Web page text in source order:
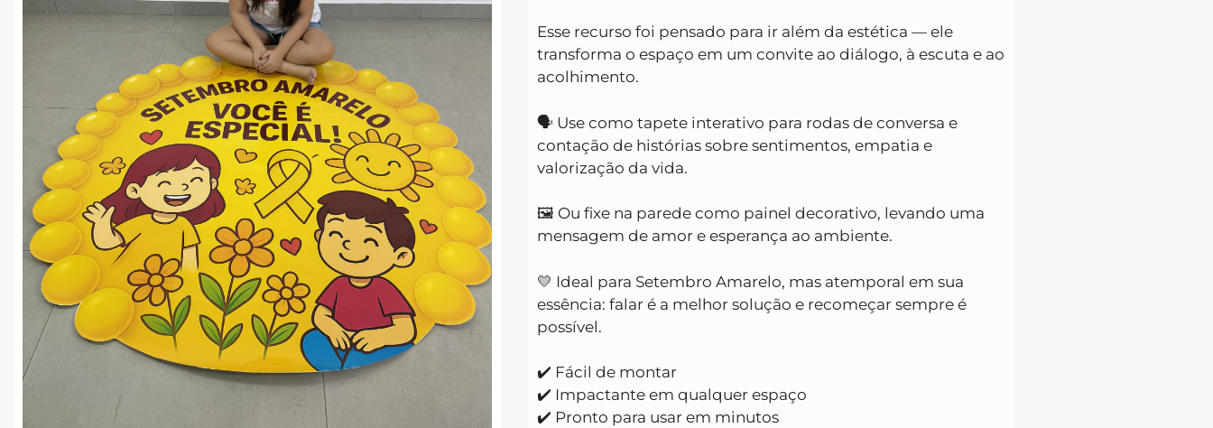
Esse recurso foi pensado para ir além da estética — ele
transforma o espaço em um convite ao diálogo, à escuta e ao
acolhimento.
🗣️ Use como tapete interativo para rodas de conversa e
contação de histórias sobre sentimentos, empatia e
valorização da vida.
🖼️ Ou fixe na parede como painel decorativo, levando uma
mensagem de amor e esperança ao ambiente.
💛 Ideal para Setembro Amarelo, mas atemporal em sua
essência: falar é a melhor solução e recomeçar sempre é
possível.
✔️ Fácil de montar
✔️ Impactante em qualquer espaço
✔️ Pronto para usar em minutos